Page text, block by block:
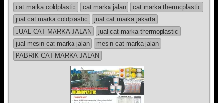
cat marka coldplastic cat marka jalan
cat marka thermoplastic
jual cat marka coldplastic
jual cat marka jakarta
JUAL CAT MARKA JALAN
jual cat marka thermoplastic
jual mesin cat marka jalan
mesin cat marka jalan
PABRIK CAT MARKA JALAN